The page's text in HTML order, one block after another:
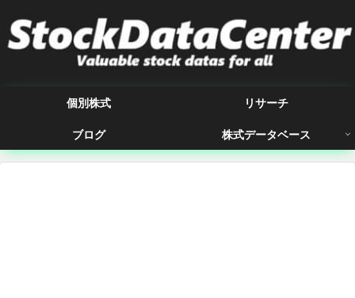
個別株式
リサーチ
ブログ
株式データベース